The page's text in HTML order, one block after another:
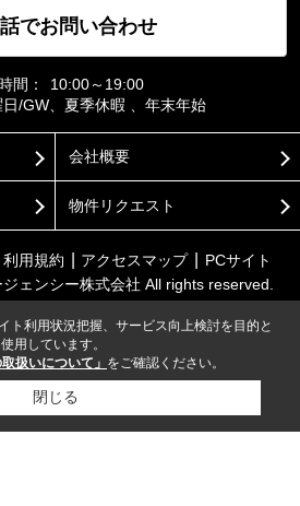
でお問い合わせ
間：
10:00～19:00
日/GW、夏季休暇 、年末年始
会社概要
物件リクエスト
利用規約 アクセスマップ
PCサイト
ェンシー株式会社 All rights reserved.
ト利用状況把握、サービス向上検討を目的と
用しています。
扱いについて」 をご確認ください。
閉じる